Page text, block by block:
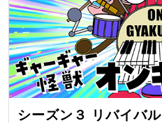
シーズン３ リバイバル